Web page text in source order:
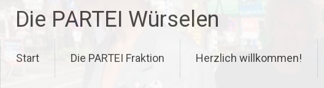
Inhalt
springen
Die PARTEI Würselen
Start Die PARTEI Fraktion Herzlich willkommen!